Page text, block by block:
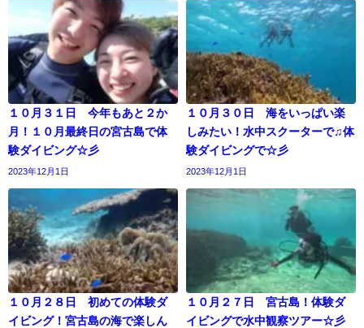
１０月３１日 今年もあと２か
月！１０月最終日の宮古島で体
験ダイビング☆彡
2023年12月1日
１０月３０日 海をいっぱい楽
しみたい！水中スクーターで♫体
験ダイビングで☆彡
2023年12月1日
１０月２８日 初めての体験ダ
イビング！宮古島の海で楽しん
１０月２７日 宮古島！体験ダ
イビングで水中観察ツアー☆彡